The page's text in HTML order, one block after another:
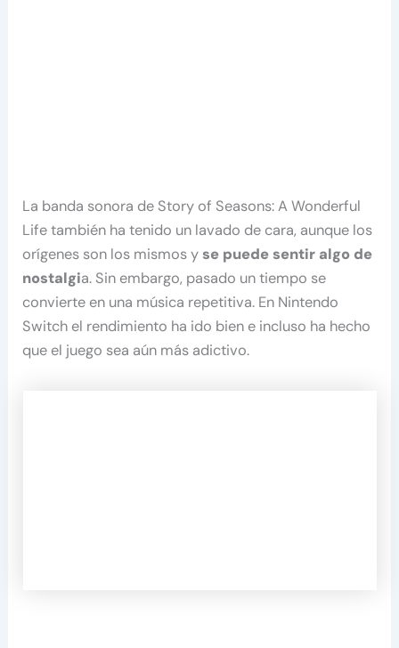
La banda sonora de Story of Seasons: A Wonderful
Life también ha tenido un lavado de cara, aunque los
orígenes son los mismos yse puede sentir algo de
nostalgia. Sin embargo, pasado un tiempo se
convierte en una música repetitiva. En Nintendo
Switch el rendimiento ha ido bien e incluso ha hecho
que el juego sea aún más adictivo.